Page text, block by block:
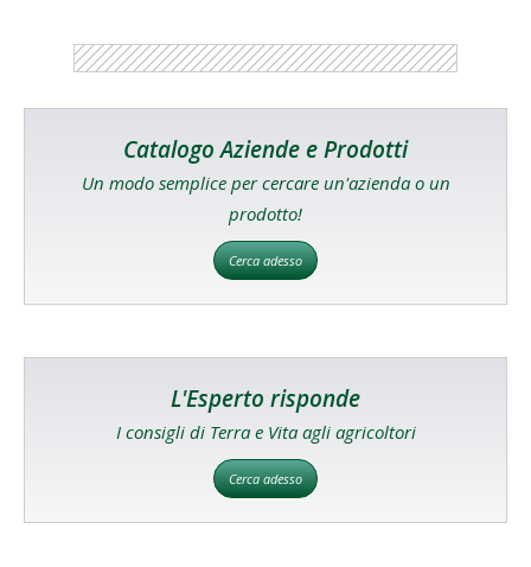
Catalogo Aziende e Prodotti
Un modo semplice per cercare un'azienda o un
prodotto!
Cerca adesso
L'Esperto risponde
I consigli di Terra e Vita agli agricoltori
Cerca adesso